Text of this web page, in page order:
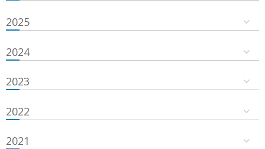
2025
2024
2023
2022
2021